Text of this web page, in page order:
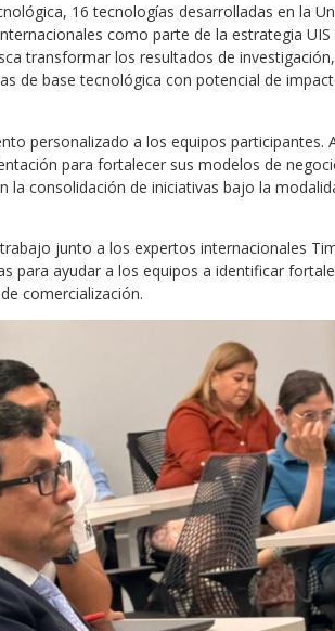
16 tecnologías desarrolladas en la
como parte de la estrategia UIS
transformar los resultados de
de base tecnológica con potencial de
personalizado a los equipos participantes.
para fortalecer sus modelos de
consolidación de iniciativas bajo la
junto a los expertos internacionales
para ayudar a los equipos a identificar
comercialización.